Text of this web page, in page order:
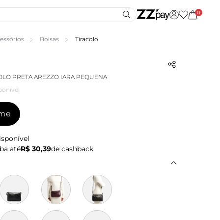
0
Bolsas Tiracolo
PRETA AREZZO IARA PEQUENA
atéR$ 30,39de cashback